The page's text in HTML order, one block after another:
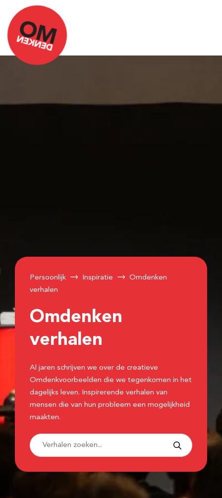
Persoonlijk Inspiratie
Omdenken
verhalen
Omdenken
verhalen
Al jaren schrijven we over de creatieve
Omdenkvoorbeelden die we tegenkomen in het
dagelijks leven. Inspirerende verhalen van
mensen die van hun probleem een mogelijkheid
maakten.